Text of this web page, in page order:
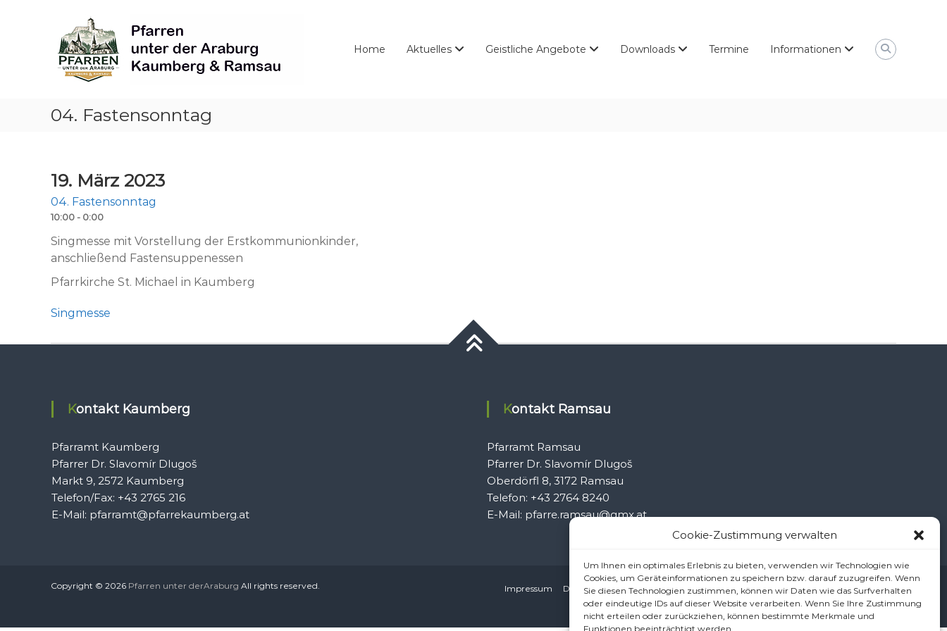
Cookie-Zustimmung verwalten
Um Ihnen ein optimales Erlebnis zu bieten, verwenden wir Technologien wie
Cookies, um Geräteinformationen zu speichern bzw. darauf zuzugreifen. Wenn
Sie diesen Technologien zustimmen, können wir Daten wie das Surfverhalten
oder eindeutige IDs auf dieser Website verarbeiten. Wenn Sie Ihre Zustimmung
nicht erteilen oder zurückziehen, können bestimmte Merkmale und
Funktionen beeinträchtigt werden.
Pfarren
unter
derAraburg
in
Kaumberg
Home Aktuelles Geistliche Angebote Downloads Termine Informationen
04. Fastensonntag
19. März 2023
04. Fastensonntag
10:00 - 0:00
Singmesse mit Vorstellung der Erstkommunionkinder,
anschließend Fastensuppenessen
Pfarrkirche St. Michael in Kaumberg
Singmesse
Kontakt Kaumberg
Pfarramt Kaumberg
Pfarrer Dr. Slavomír Dlugoš
Markt 9, 2572 Kaumberg
Telefon/Fax: +43 2765 216
E-Mail: pfarramt@pfarrekaumberg.at
Kontakt Ramsau
Pfarramt Ramsau
Pfarrer Dr. Slavomír Dlugoš
Oberdörfl 8, 3172 Ramsau
Telefon: +43 2764 8240
E-Mail: pfarre.ramsau@gmx.at
Copyright © 2026 Pfarren unter derAraburg All rights reserved. Impressum Datenschutzerklärung/Haftungsausschluss (Disclaimer) Cookie-Richtlinie (EU)